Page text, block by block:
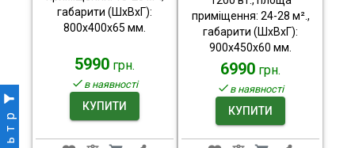
габарити (ШхВхГ):
800x400x65 мм.
5990 грн.
в наявності
КУПИТИ
приміщення: 24-28 м².,
габарити (ШхВхГ):
900x450x60 мм.
6990 грн.
в наявності
КУПИТИ